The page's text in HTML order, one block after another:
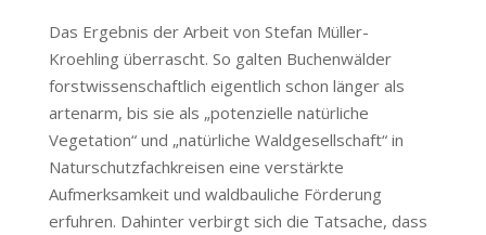
Das Ergebnis der Arbeit von Stefan Müller-
Kroehling überrascht. So galten Buchenwälder
forstwissenschaftlich eigentlich schon länger als
artenarm, bis sie als „potenzielle natürliche
Vegetation“ und „natürliche Waldgesellschaft“ in
Naturschutzfachkreisen eine verstärkte
Aufmerksamkeit und waldbauliche Förderung
erfuhren. Dahinter verbirgt sich die Tatsache, dass